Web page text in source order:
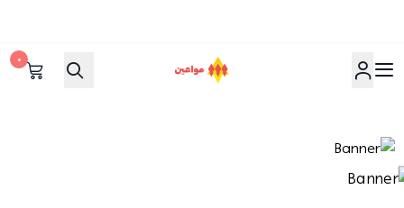
مواعين
٠